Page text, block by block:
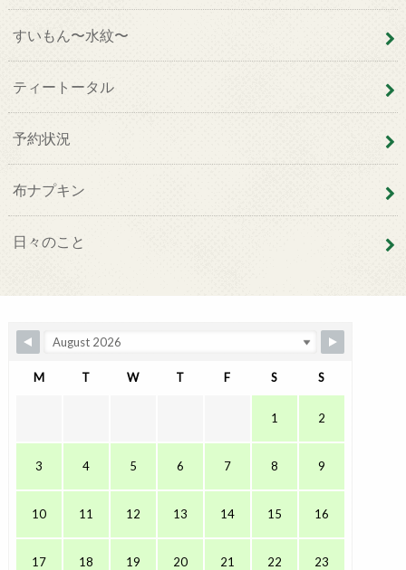
すいもん〜水紋〜
ティートータル
予約状況
布ナプキン
日々のこと
M T W T F S S
1 2
3 4 5 6 7 8 9
10 11 12 13 14 15 16
17 18 19 20 21 22 23